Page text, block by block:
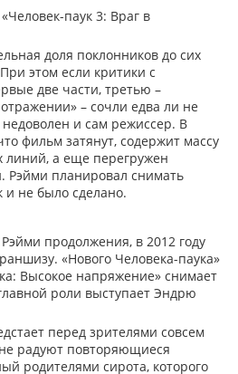
паук 3: Враг в
доля поклонников до сих
этом если критики с
две части, третью –
– сочли едва ли не
и сам режиссер. В
фильм затянут, содержит массу
а еще перегружен
Рэйми планировал снимать
и не было сделано.
продолжения, в 2012 году
«Нового Человека-паука»
Высокое напряжение» снимает
роли выступает Эндрю
перед зрителями совсем
радуют повторяющиеся
родителями сирота, которого